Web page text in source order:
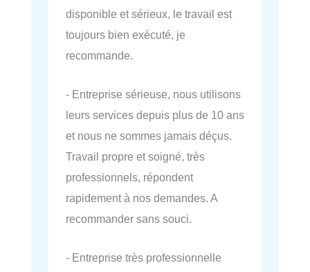
disponible et sérieux, le travail est
toujours bien exécuté, je
recommande.
- Entreprise sérieuse, nous utilisons
leurs services depuis plus de 10 ans
et nous ne sommes jamais déçus.
Travail propre et soigné, très
professionnels, répondent
rapidement à nos demandes. A
recommander sans souci.
- Entreprise très professionnelle